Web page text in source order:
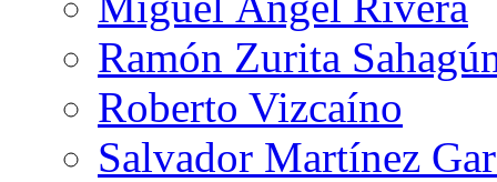
Ramón Zurita
Roberto Vizcaíno
Salvador Martínez